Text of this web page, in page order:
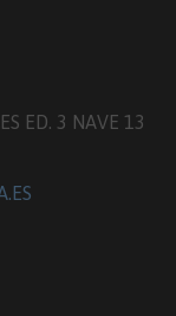
ED. 3 NAVE 13